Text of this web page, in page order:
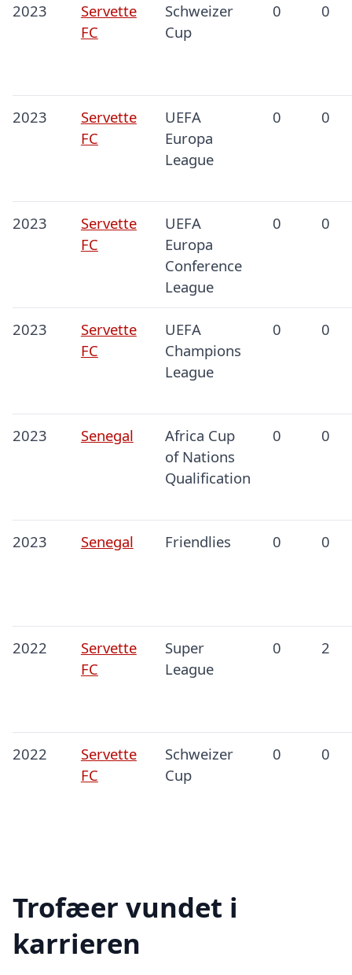
2023
Servette
FC
Schweizer
Cup
0 0
2023
Servette
FC
UEFA
Europa
League
0 0
2023
Servette
FC
UEFA
Europa
Conference
League
0 0
2023
Servette
FC
UEFA
Champions
League
0 0
2023 Senegal
Africa Cup
of Nations
Qualification
0 0
2023 Senegal Friendlies 0 0
2022
Servette
FC
Super
League
0 2
2022
Servette
FC
Schweizer
Cup
0 0
Trofæer vundet i
karrieren